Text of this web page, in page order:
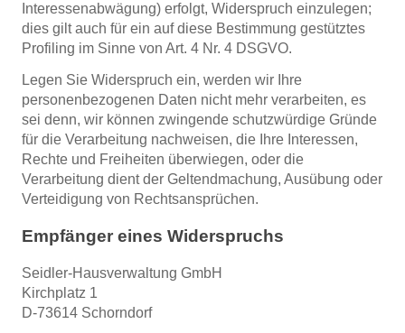
Interessenabwägung) erfolgt, Widerspruch einzulegen;
dies gilt auch für ein auf diese Bestimmung gestütztes
Profiling im Sinne von Art. 4 Nr. 4 DSGVO.
Legen Sie Widerspruch ein, werden wir Ihre
personenbezogenen Daten nicht mehr verarbeiten, es
sei denn, wir können zwingende schutzwürdige Gründe
für die Verarbeitung nachweisen, die Ihre Interessen,
Rechte und Freiheiten überwiegen, oder die
Verarbeitung dient der Geltendmachung, Ausübung oder
Verteidigung von Rechtsansprüchen.
Empfänger eines Widerspruchs
Seidler-Hausverwaltung GmbH
Kirchplatz 1
D-73614 Schorndorf